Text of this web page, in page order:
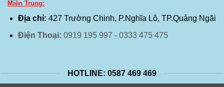
Miền Trung:
Địa chỉ: 427 Trường Chinh, P.Nghĩa Lộ, TP.Quảng Ngãi
Điện Thoại: 0919 195 997 - 0333 475 475
HOTLINE: 0587 469 469